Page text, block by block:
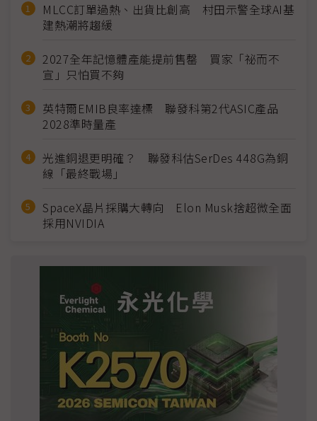
MLCC訂單過熱、出貨比創高 村田示警全球AI基
建熱潮將趨緩
2027全年記憶體產能提前售罄 買家「祕而不
宣」只怕買不夠
英特爾EMIB良率達標 聯發科第2代ASIC產品
2028準時量產
光進銅退更明確？ 聯發科估SerDes 448G為銅
線「最終戰場」
SpaceX晶片採購大轉向 Elon Musk捨超微全面
採用NVIDIA